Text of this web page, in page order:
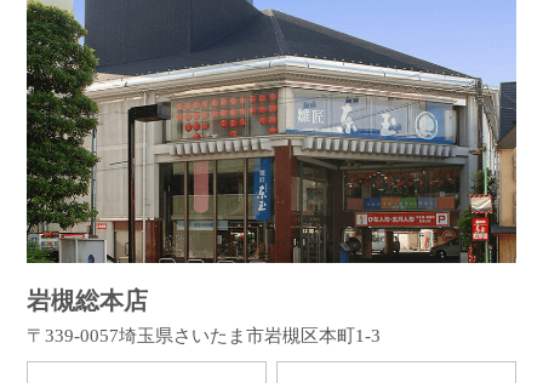
岩槻総本店
〒339-0057埼玉県さいたま市岩槻区本町1-3